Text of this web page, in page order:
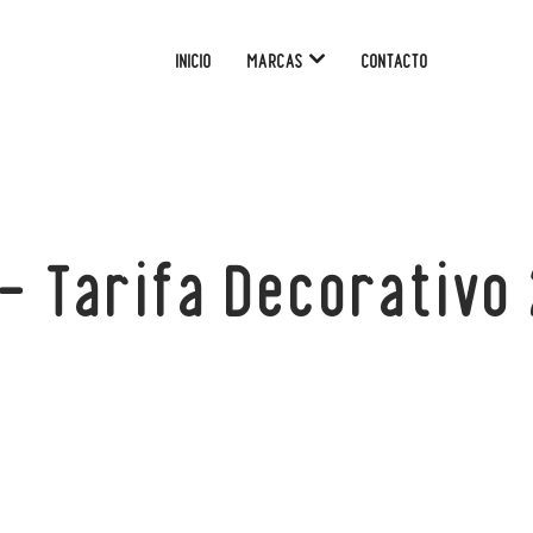
INICIO MARCAS CONTACTO
Tarifa Decorativo